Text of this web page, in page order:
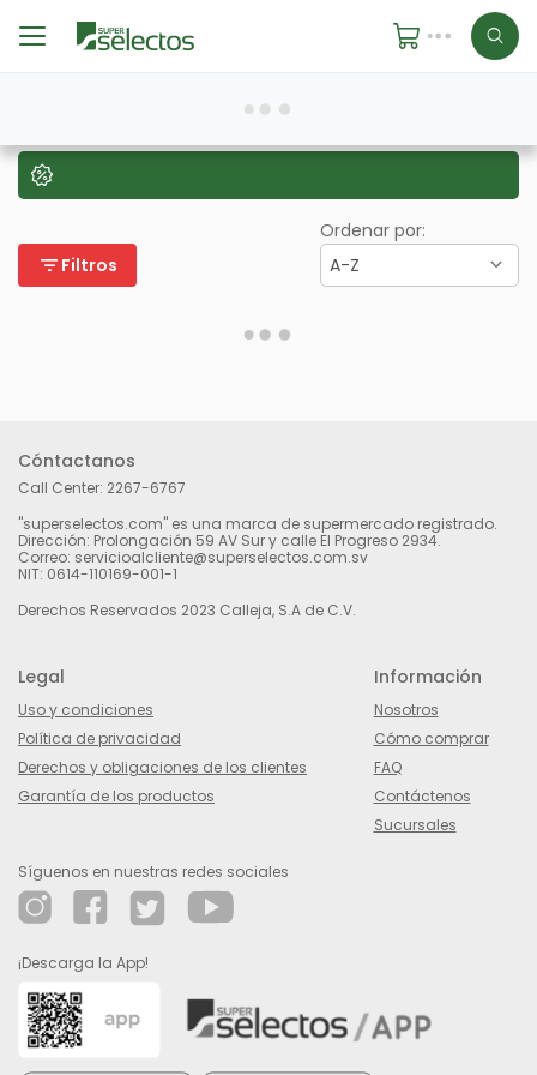
filter_list Filtros
Ordenar por:
A-Z
Cóntactanos
Call Center: 2267-6767
"superselectos.com" es una marca de supermercado registrado.
Dirección: Prolongación 59 AV Sur y calle El Progreso 2934.
Correo: servicioalcliente@superselectos.com.sv
NIT: 0614-110169-001-1
Derechos Reservados 2023 Calleja, S.A de C.V.
Legal
Uso y condiciones
Política de privacidad
Derechos y obligaciones de los clientes
Garantía de los productos
Información
Nosotros
Cómo comprar
FAQ
Contáctenos
Sucursales
Síguenos en nuestras redes sociales
¡Descarga la App!